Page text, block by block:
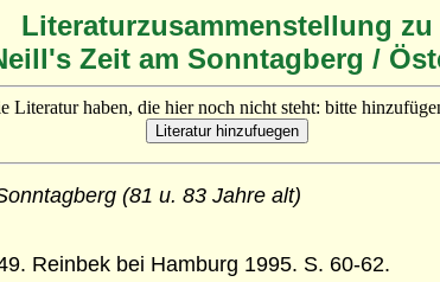
Literaturzusammenstellung zu
Zeit am Sonntagberg /
Literatur haben, die hier noch nicht steht: bitte
(81 u. 83 Jahre alt)
Reinbek bei Hamburg 1995. S. 60-62.